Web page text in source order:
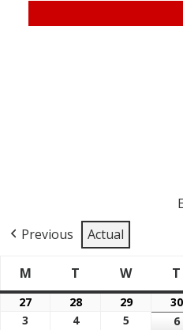
Previous
Actual
M
Dilluns
T Dimarts
WDimecres
T
27 27/07/2026
28 28/07/2026
2929/07/ 30
3
03/08/2026
404/08/2026
5 05/08/2026
6